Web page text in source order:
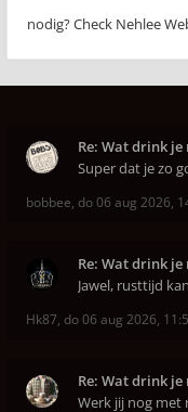
nodig? Check Nehlee
Re: Wat drink je
Super dat je zo
bobbee, do 06 aug 2026,
Re: Wat drink je
Jawel, rusttijd
Hk87, do 06 aug 2026,
Re: Wat drink je
Werk jij nog met